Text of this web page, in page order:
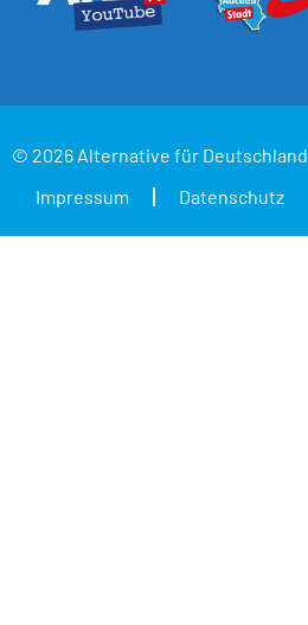
© 2026 Alternative für Deutschland
Impressum
Datenschutz